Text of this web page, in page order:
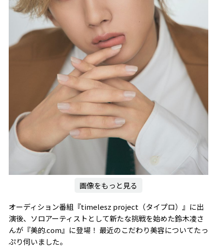
画像をもっと見る
オーディション番組『timelesz project（タイプロ）』に出
演後、ソロアーティストとして新たな挑戦を始めた鈴木凌さ
んが『美的.com』に登場！ 最近のこだわり美容についてたっ
ぷり伺いました。